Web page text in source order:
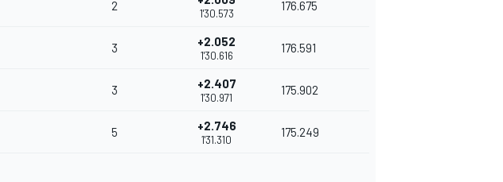
2
1'30.573
176.675
3 +2.052
1'30.616
176.591
3 +2.407
1'30.971
175.902
5 +2.746
1'31.310
175.249